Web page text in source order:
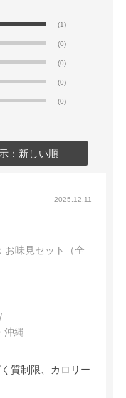
(1)
(0)
(0)
(0)
(0)
：新しい順
2025.12.11
お味見セット（全
沖縄
質制限、カロリー